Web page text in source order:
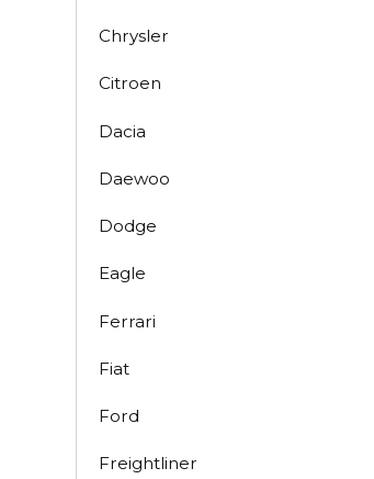
Chrysler
Citroen
Dacia
Daewoo
Dodge
Eagle
Ferrari
Fiat
Ford
Freightliner